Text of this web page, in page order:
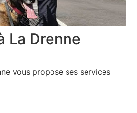
La Drenne
vous propose ses services